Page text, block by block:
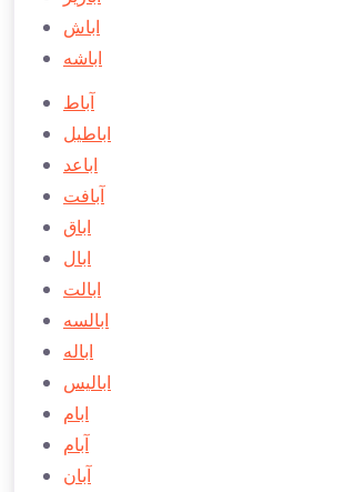
اباش
اباشه
آباط
اباطيل
اباعد
آبافت
اباق
ابال
ابالت
ابالسه
اباله
اباليس
ابام
آبام
آبان